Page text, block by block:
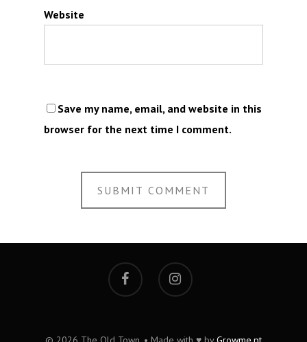
Website
Save my name, email, and website in this
browser for the next time I comment.